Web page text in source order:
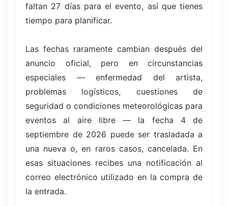
faltan 27 días para el evento, así que tienes
tiempo para planificar.
Las fechas raramente cambian después del
anuncio oficial, pero en circunstancias
especiales — enfermedad del artista,
problemas logísticos, cuestiones de
seguridad o condiciones meteorológicas para
eventos al aire libre — la fecha 4 de
septiembre de 2026 puede ser trasladada a
una nueva o, en raros casos, cancelada. En
esas situaciones recibes una notificación al
correo electrónico utilizado en la compra de
la entrada.